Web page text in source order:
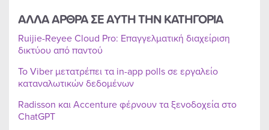
ΑΛΛΑ ΑΡΘΡΑ ΣΕ ΑΥΤΗ ΤΗΝ ΚΑΤΗΓΟΡΙΑ
Ruijie-Reyee Cloud Pro: Επαγγελματική διαχείριση
δικτύου από παντού
Το Viber μετατρέπει τα in-app polls σε εργαλείο
καταναλωτικών δεδομένων
Radisson και Accenture φέρνουν τα ξενοδοχεία στο
ChatGPT